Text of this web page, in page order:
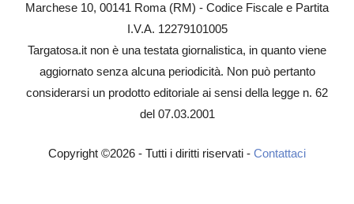
Marchese 10, 00141 Roma (RM) - Codice Fiscale e Partita
I.V.A. 12279101005
Targatosa.it non è una testata giornalistica, in quanto viene
aggiornato senza alcuna periodicità. Non può pertanto
considerarsi un prodotto editoriale ai sensi della legge n. 62
del 07.03.2001
Copyright ©2026 - Tutti i diritti riservati - Contattaci